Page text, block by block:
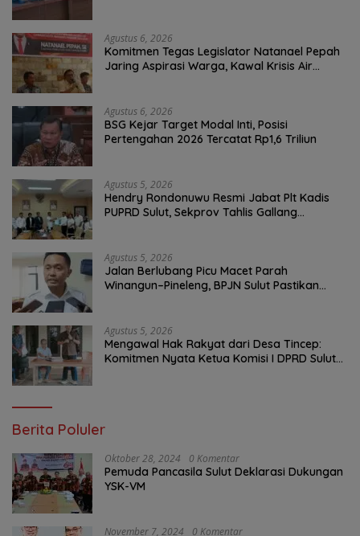
Agustus 6, 2026
Komitmen Tegas Legislator Natanael Pepah
Jaring Aspirasi Warga, Kawal Krisis Air
Agustus 6, 2026
BSG Kejar Target Modal Inti, Posisi
Pertengahan 2026 Tercatat Rp1,6 Triliun
Agustus 5, 2026
Hendry Rondonuwu Resmi Jabat Plt Kadis
PUPRD Sulut, Sekprov Tahlis Gallang
Agustus 5, 2026
Jalan Berlubang Picu Macet Parah
Winangun–Pineleng, BPJN Sulut Pastikan
Agustus 5, 2026
Mengawal Hak Rakyat dari Desa Tincep:
Komitmen Nyata Ketua Komisi I DPRD Sulut
Berita Poluler
Oktober 28, 2024 0 Komentar
Pemuda Pancasila Sulut Deklarasi Dukungan
YSK-VM
November 7, 2024 0 Komentar